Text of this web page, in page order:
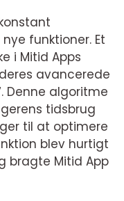
funktioner. Et
i Mitid Apps
avancerede
Denne algoritme
tidsbrug
til at optimere
blev hurtigt
bragte Mitid App